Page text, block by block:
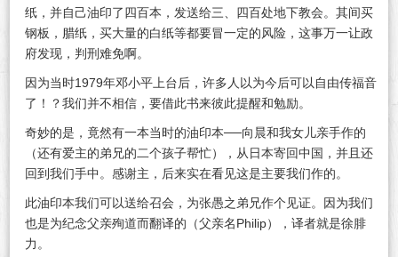
纸，并自己油印了四百本，发送给三、四百处地下教会。其间买
钢板，腊纸，买大量的白纸等都要冒一定的风险，这事万一让政
府发现，判刑难免啊。
因为当时1979年邓小平上台后，许多人以为今后可以自由传福音
了！？我们并不相信，要借此书来彼此提醒和勉励。
奇妙的是，竟然有一本当时的油印本──向晨和我女儿亲手作的
（还有爱主的弟兄的二个孩子帮忙），从日本寄回中国，并且还
回到我们手中。感谢主，后来实在看见这是主要我们作的。
此油印本我们可以送给召会，为张愚之弟兄作个见证。因为我们
也是为纪念父亲殉道而翻译的（父亲名Philip），译者就是徐腓
力。